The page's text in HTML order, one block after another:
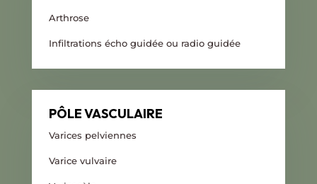
Arthrose
Infiltrations écho guidée ou radio guidée
PÔLE VASCULAIRE
Varices pelviennes
Varice vulvaire